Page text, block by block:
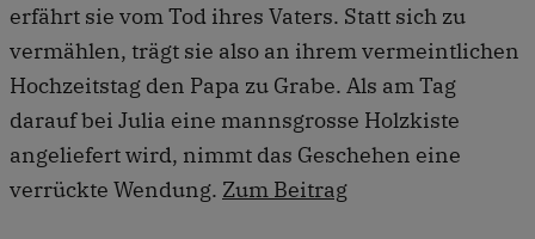
erfährt sie vom Tod ihres Vaters. Statt sich zu
vermählen, trägt sie also an ihrem vermeintlichen
Hochzeitstag den Papa zu Grabe. Als am Tag
darauf bei Julia eine mannsgrosse Holzkiste
angeliefert wird, nimmt das Geschehen eine
verrückte Wendung. Zum Beitrag